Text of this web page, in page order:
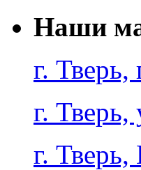
Наши
г.
г. Тверь,
г.